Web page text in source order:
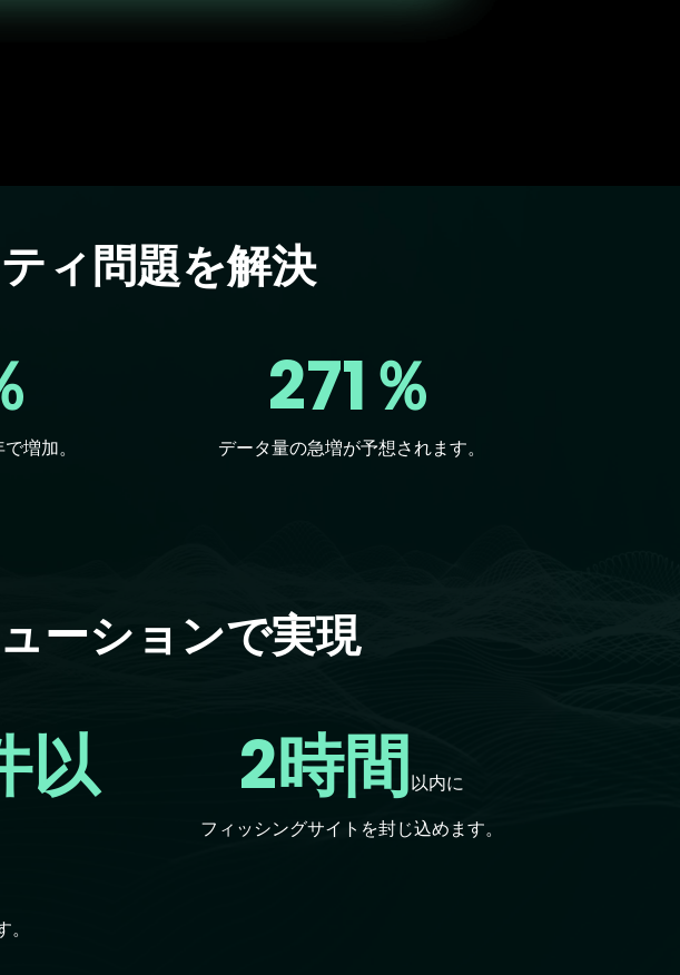
ィ問題を解決
増加。
271％
データ量の急増が予想されます。
ーションで実現
以
2時間以内に
フィッシングサイトを封じ込めます。